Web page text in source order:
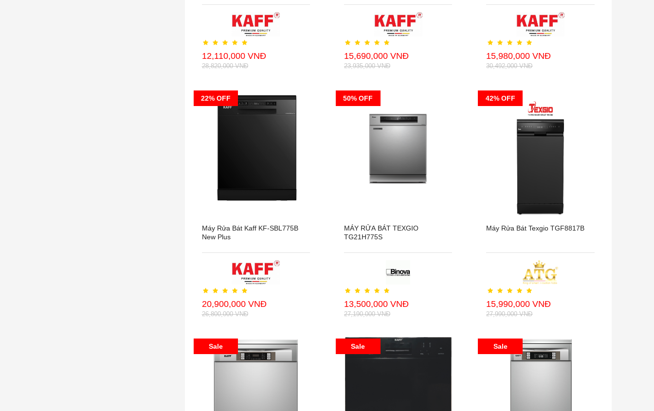
12,110,000 VNĐ
28,820,000 VNĐ
15,690,000 VNĐ
23,935,000 VNĐ
15,980,000 VNĐ
30,492,000 VNĐ
22% OFF
Máy Rửa Bát Kaff KF-SBL775B
New Plus
20,900,000 VNĐ
26,800,000 VNĐ
50% OFF
MÁY RỬA BÁT TEXGIO
TG21H775S
13,500,000 VNĐ
27,190,000 VNĐ
42% OFF
Máy Rửa Bát Texgio TGF8817B
15,990,000 VNĐ
27,990,000 VNĐ
Sale Sale Sale